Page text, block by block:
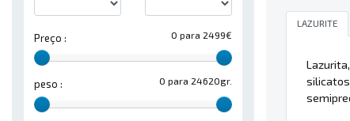
0 para 2499€
Preço :
0 para 24620gr.
peso :
LAZURITE